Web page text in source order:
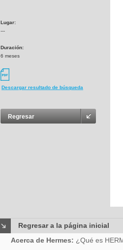
Lugar:
---
Duración:
6 meses
Descargar resultado de búsqueda
Regresar
Regresar a la página inicial
Acerca de Hermes: ¿Qué es